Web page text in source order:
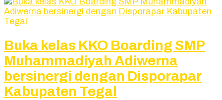
Buka kelas KKO Boarding SMP
Muhammadiyah Adiwerna
bersinergi dengan Disporapar
Kabupaten Tegal